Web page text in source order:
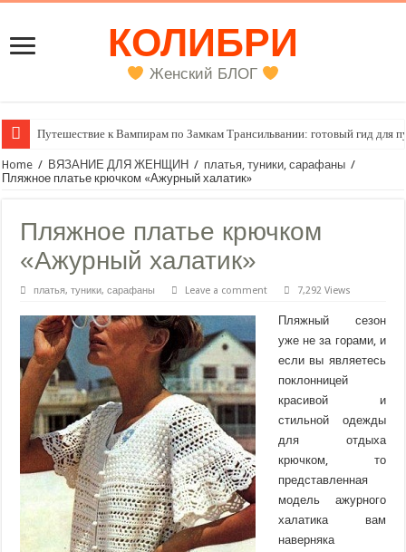
КОЛИБРИ
Женский БЛОГ
Путешествие к Вампирам по Замкам Трансильвании: готовый гид для
Женский внутренний голос
Home / ВЯЗАНИЕ ДЛЯ ЖЕНЩИН / платья, туники, сарафаны /
Пляжное платье крючком «Ажурный халатик»
Пляжное платье крючком
«Ажурный халатик»
платья, туники, сарафаны Leave a comment 7,292 Views
Пляжный сезон
уже не за горами, и
если вы являетесь
поклонницей
красивой и
стильной одежды
для отдыха
крючком, то
представленная
модель ажурного
халатика вам
наверняка